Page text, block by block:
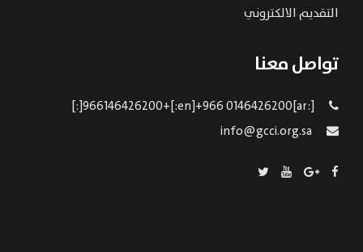
التقديم الالكتروني
تواصل معنا
[:ar]966146426200+[:en]+966 0146426200[:]